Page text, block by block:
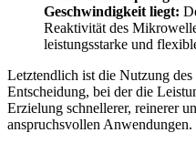
Geschwindigkeit liegt:
Reaktivität des
leistungsstarke und
Letztendlich ist die Nutzung
Entscheidung, bei der die
Erzielung schnellerer, reinerer
anspruchsvollen Anwendungen.